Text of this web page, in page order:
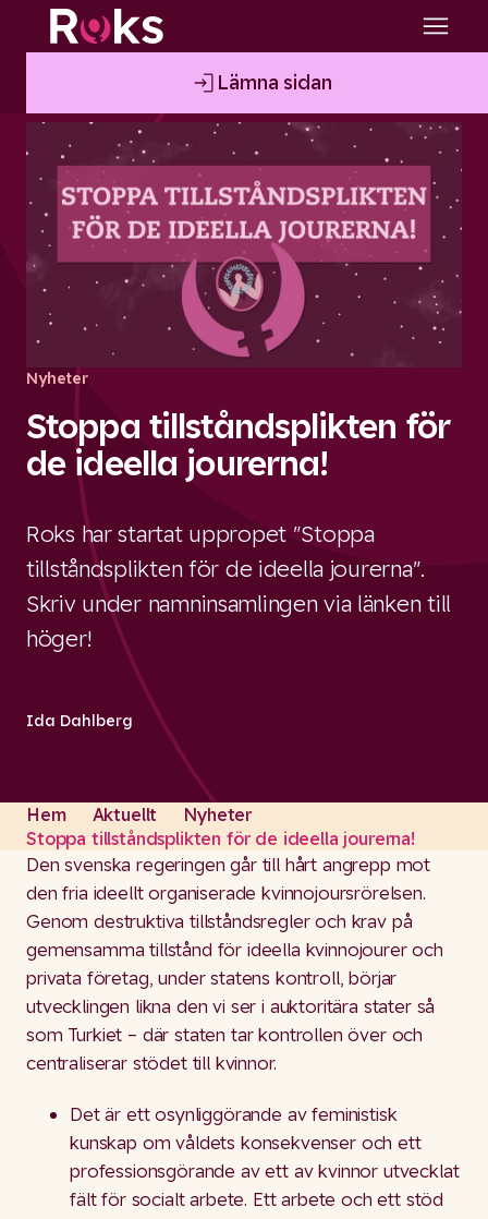
Lämna sidan
Nyheter
Stoppa tillståndsplikten för
de ideella jourerna!
Roks har startat uppropet "Stoppa
tillståndsplikten för de ideella jourerna".
Skriv under namninsamlingen via länken till
höger!
Ida Dahlberg
Hem Aktuellt
Nyheter
Stoppa tillståndsplikten för de ideella jourerna!
Den svenska regeringen går till hårt angrepp mot
den fria ideellt organiserade kvinnojoursrörelsen.
Genom destruktiva tillståndsregler och krav på
gemensamma tillstånd för ideella kvinnojourer och
privata företag, under statens kontroll, börjar
utvecklingen likna den vi ser i auktoritära stater så
som Turkiet – där staten tar kontrollen över och
centraliserar stödet till kvinnor.
Det är ett osynliggörande av feministisk
kunskap om våldets konsekvenser och ett
professionsgörande av ett av kvinnor utvecklat
fält för socialt arbete. Ett arbete och ett stöd